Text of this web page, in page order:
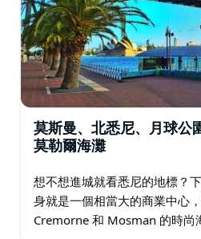
莫斯曼、北悉尼、月球公
莫勒爾海灘
想不想進城就看悉尼的地標？
身就是一個相當大的商業中心
Cremorne 和 Mosman 的時尚